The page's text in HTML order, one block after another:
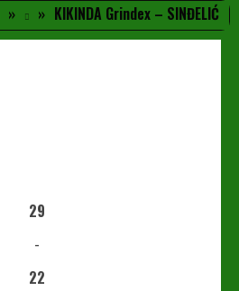
KIKINDA Grindex – SINĐELIĆ
29
-
22